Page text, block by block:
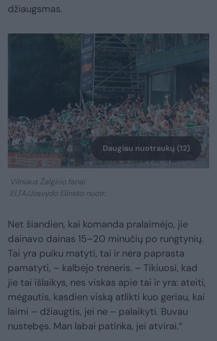
džiaugsmas.
Daugiau nuotraukų (12)
Vilniaus Žalgirio fanai
ELTA/Josvydo Elinsko nuotr.
Net šiandien, kai komanda pralaimėjo, jie
dainavo dainas 15–20 minučių po rungtynių.
Tai yra puiku matyti, tai ir nėra paprasta
pamatyti, – kalbėjo treneris. – Tikiuosi, kad
jie tai išlaikys, nes viskas apie tai ir yra: ateiti,
mėgautis, kasdien viską atlikti kuo geriau, kai
laimi – džiaugtis, jei ne – palaikyti. Buvau
nustebęs. Man labai patinka, jei atvirai.“